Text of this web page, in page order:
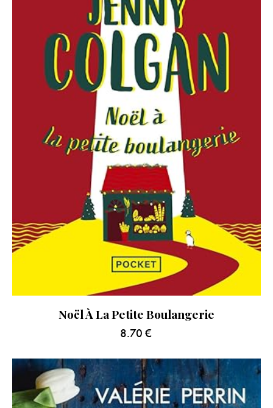
Noël À La Petite Boulangerie
8.70 €